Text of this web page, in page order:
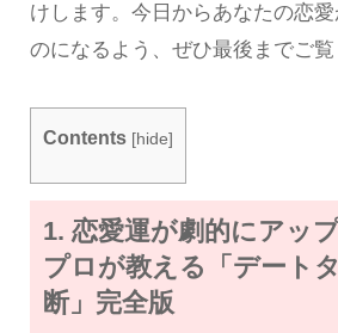
けします。今日からあなたの恋
のになるよう、ぜひ最後までご覧
Contents [hide]
1. 恋愛運が劇的にアッ
プロが教える「デート
断」完全版